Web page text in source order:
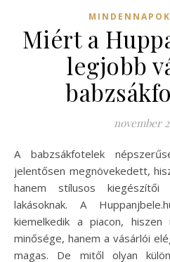
MINDENNAPOK
Miért a
legjobb
november
A babzsákfotelek népszerűsége az utóbbi években
jelentősen megnövekedett,
hanem stílusos
lakásoknak. A
kiemelkedik a piacon,
minősége, hanem a vásárlói
magas. De mitől olyan